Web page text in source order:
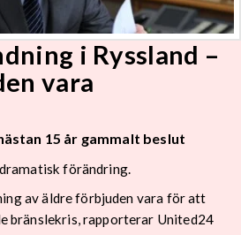
i Ryssland –
vara
15 år gammalt beslut
förändring.
av äldre förbjuden vara för att
bränslekris, rapporterar United24